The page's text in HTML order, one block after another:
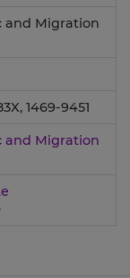
and Migration
1469-9451
and Migration